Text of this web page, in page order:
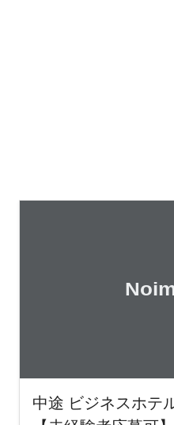
中途 ビジネスホテ